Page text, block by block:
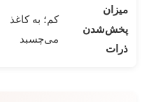
میزان
پخش‌شدن
ذرات
کم؛ به کاغذ
می‌چسبد